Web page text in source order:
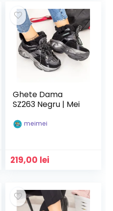
Ghete Dama
SZ263 Negru | Mei
meimei
219,00 lei